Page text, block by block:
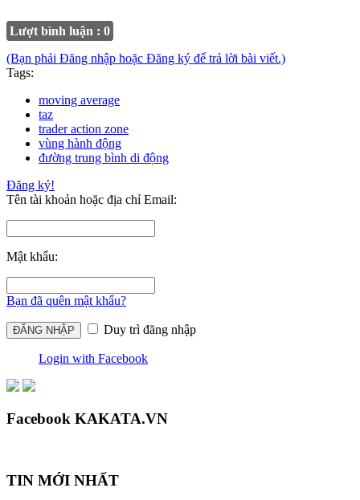
Lượt bình luận : 0
(Bạn phải Đăng nhập hoặc Đăng ký để trả lời bài viết.)
Tags:
moving average
taz
trader action zone
vùng hành động
đường trung bình di động
Đăng ký!
Tên tài khoản hoặc địa chỉ Email:
Mật khẩu:
Bạn đã quên mật khẩu?
Duy trì đăng nhập
Login with Facebook
Facebook KAKATA.VN
TIN MỚI NHẤT